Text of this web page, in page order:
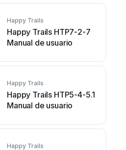
Happy Trails
Happy Trails HTP7-2-7
Manual de usuario
Happy Trails
Happy Trails HTP5-4-5.1
Manual de usuario
Happy Trails